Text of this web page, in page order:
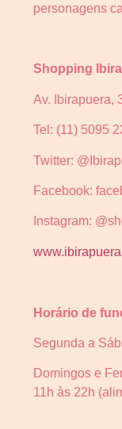
personagens
Shopping
Av. Ibirapuera,
Tel: (11) 5095
Twitter:
Facebook:
Instagram:
Horário de
Segunda a
Domingos e
11h às 22h